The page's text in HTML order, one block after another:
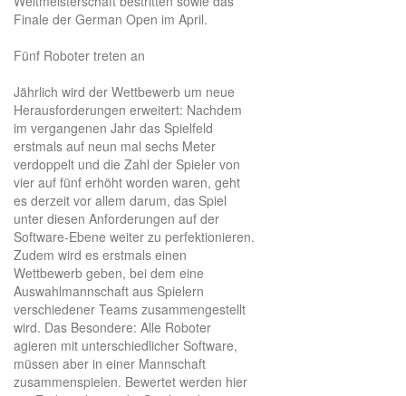
Finale der German Open im April.
Fünf Roboter treten an
Jährlich wird der Wettbewerb um neue
Herausforderungen erweitert: Nachdem
im vergangenen Jahr das Spielfeld
erstmals auf neun mal sechs Meter
verdoppelt und die Zahl der Spieler von
vier auf fünf erhöht worden waren, geht
es derzeit vor allem darum, das Spiel
unter diesen Anforderungen auf der
Software-Ebene weiter zu perfektionieren.
Zudem wird es erstmals einen
Wettbewerb geben, bei dem eine
Auswahlmannschaft aus Spielern
verschiedener Teams zusammengestellt
wird. Das Besondere: Alle Roboter
agieren mit unterschiedlicher Software,
müssen aber in einer Mannschaft
zusammenspielen. Bewertet werden hier